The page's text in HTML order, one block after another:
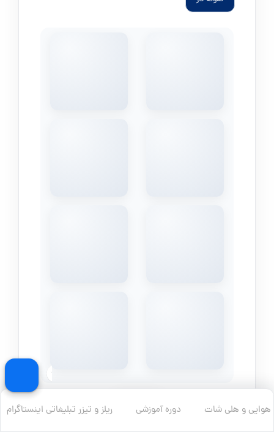
هوایی و هلی شات دوره آموزشی ریلز و تیزر تبلیغاتی اینستاگرام